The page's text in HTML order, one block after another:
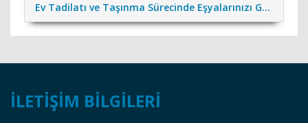
Ev Tadilatı ve Taşınma Sürecinde Eşyalarınızı Güvenceye Alın
İLETIŞIM BILGILERI